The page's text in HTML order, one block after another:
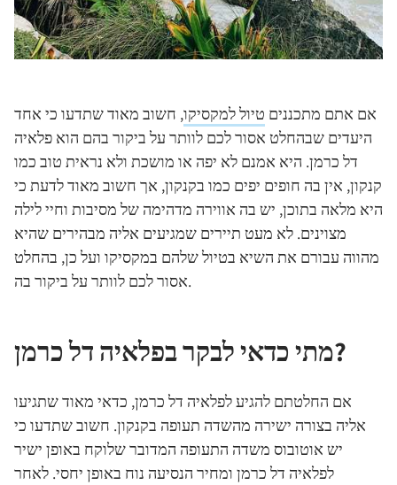
אם אתם מתכננים טיול למקסיקו, חשוב מאוד שתדעו כי אחד
היעדים שבהחלט אסור לכם לוותר על ביקור בהם הוא פלאיה
דל כרמן. היא אמנם לא יפה או מושכת ולא נראית טוב כמו
קנקון, אין בה חופים יפים כמו בקנקון, אך חשוב מאוד לדעת כי
היא מלאה בתוכן, יש בה אווירה מדהימה של מסיבות וחיי לילה
מצוינים. לא מעט תיירים שמגיעים אליה מבהירים שהיא
מהווה עבורם את השיא בטיול שלהם במקסיקו ועל כן, בהחלט
אסור לכם לוותר על ביקור בה.
מתי כדאי לבקר בפלאיה דל כרמן?
אם החלטתם להגיע לפלאיה דל כרמן, כדאי מאוד שתגיעו
אליה בצורה ישירה מהשדה תעופה בקנקון. חשוב שתדעו כי
יש אוטובוס משדה התעופה המדובר שלוקח באופן ישיר
לפלאיה דל כרמן ומחיר הנסיעה נוח באופן יחסי. לאחר